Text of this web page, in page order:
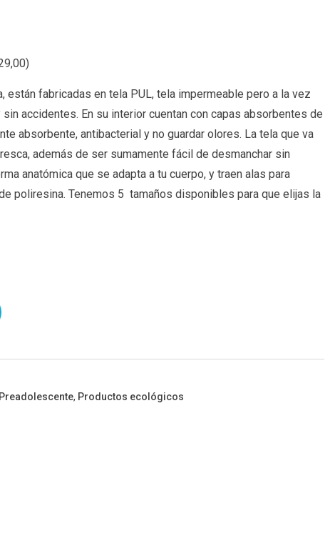
)
fabricadas en tela PUL, tela impermeable pero a la vez
accidentes. En su interior cuentan con capas absorbentes de
absorbente, antibacterial y no guardar olores. La tela que va
además de ser sumamente fácil de desmanchar sin
anatómica que se adapta a tu cuerpo, y traen alas para
poliresina. Tenemos 5 tamaños disponibles para que elijas la
Preadolescente, Productos ecológicos